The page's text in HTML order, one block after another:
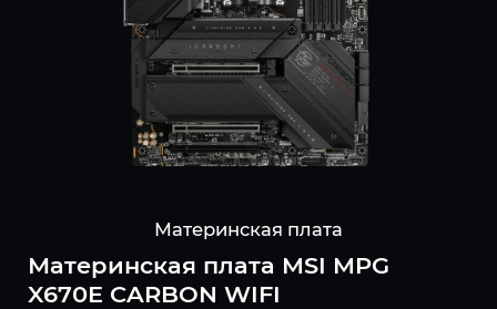
Материнская плата
Материнская плата MSI MPG
X670E CARBON WIFI